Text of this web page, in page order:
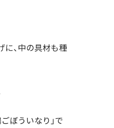
、中の具材も種
ぼういなり」で